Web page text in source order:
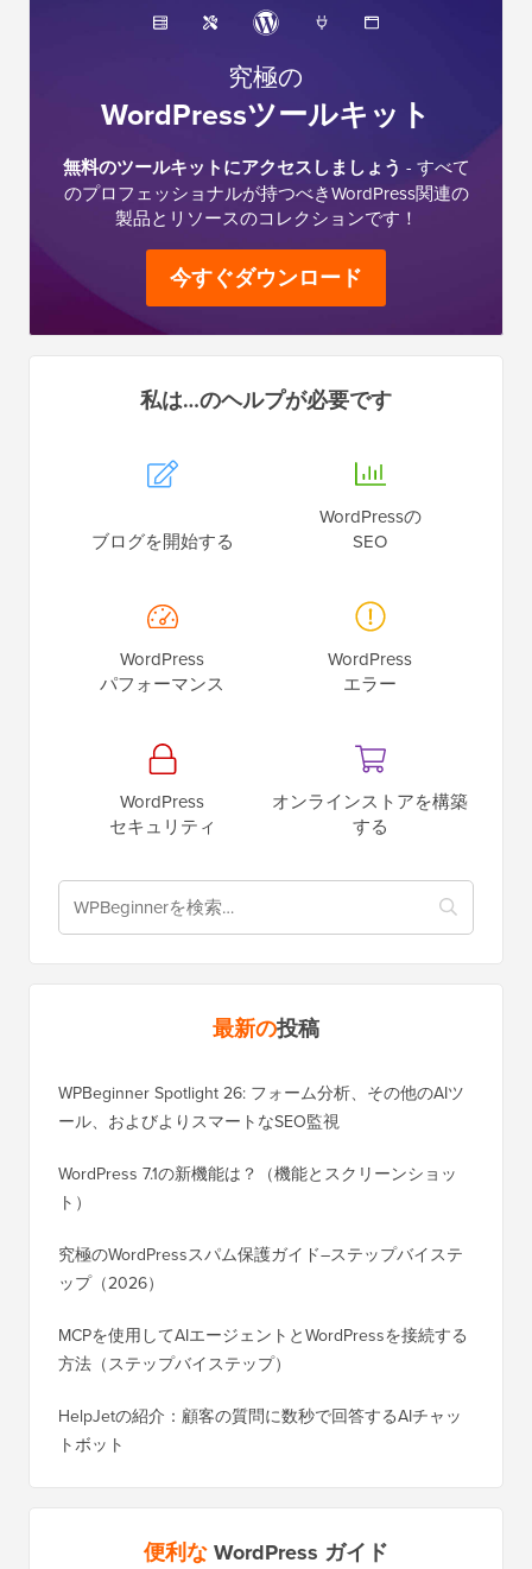
究極の
WordPressツールキット
無料のツールキットにアクセスしましょう - すべて
のプロフェッショナルが持つべきWordPress関連の
製品とリソースのコレクションです！
今すぐダウンロード
私は…のヘルプが必要です
ブログを開始する
WordPressの
SEO
WordPress
パフォーマンス
WordPress
エラー
WordPress
セキュリティ
オンラインストアを構築
する
最新の投稿
WPBeginner Spotlight 26: フォーム分析、その他のAIツ
ール、およびよりスマートなSEO監視
WordPress 7.1の新機能は？（機能とスクリーンショッ
ト）
究極のWordPressスパム保護ガイド–ステップバイステ
ップ（2026）
MCPを使用してAIエージェントとWordPressを接続する
方法（ステップバイステップ）
HelpJetの紹介：顧客の質問に数秒で回答するAIチャッ
トボット
便利なWordPress ガイド